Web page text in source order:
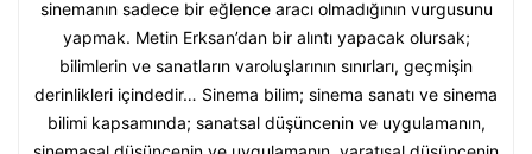
sinemanın sadece bir eğlence aracı olmadığının vurgusunu
yapmak. Metin Erksan’dan bir alıntı yapacak olursak;
bilimlerin ve sanatların varoluşlarının sınırları, geçmişin
derinlikleri içindedir… Sinema bilim; sinema sanatı ve sinema
bilimi kapsamında; sanatsal düşüncenin ve uygulamanın,